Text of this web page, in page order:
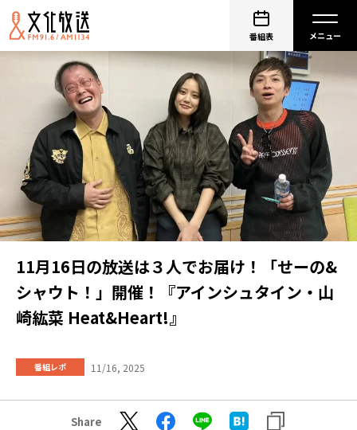
番組表
11月16日の放送は３人でお届け！「せーの&
シャウト！」開催！『アインシュタイン・山
崎紘菜 Heat&Heart!』
番組レポ 11/16, 2025
Share